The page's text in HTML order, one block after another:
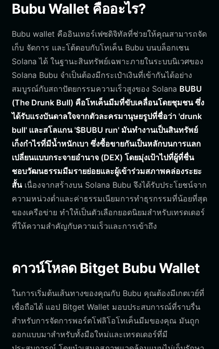
Bubu Wallet คืออะไร?
Bubu wallet คืออินเทอร์เฟซดิจิทัลที่ช่วยให้คุณสามารถจัด
เก็บ จัดการ และโต้ตอบกับโทเค็น Bubu บนบล็อกเชน
Solana ได้ ในฐานะสินทรัพย์เฉพาะภายในระบบนิเวศของ
Solana Bubu จำเป็นต้องมีกระเป๋าเงินที่เข้ากันได้อย่าง
สมบูรณ์กับสถาปัตยกรรมความเร็วสูงของ Solana BUBU
(The Drunk Bull) คือโทเค็นมีมที่ขับเคลื่อนโดยชุมชน ซึ่ง
ได้รับแรงบันดาลใจจากตัวละครมานุษยรูปที่ชื่อว่า 'drunk
bull' และสโลแกน '$BUBU run' มันทำงานเป็นสินทรัพย์
เก็งกำไรที่มีน้ำหนักเบา ซึ่งซื้อขายกันเป็นหลักบนการแลก
เปลี่ยนแบบกระจายอำนาจ (DEX) โดยมุ่งเป้าไปที่ผู้ที่ชื่น
ชอบวัฒนธรรมมีมรายย่อยและผู้เข้าร่วมสภาพคล่องระยะ
สั้นเนื่องจากสร้างบน Solana Bubu จึงได้รับประโยชน์จาก
ความหน่วงต่ำและค่าธรรมเนียมการทำธุรกรรมที่น้อยที่สุด
ของเครือข่าย ทำให้เป็นตัวเลือกยอดนิยมสำหรับเทรดเดอร์
ที่ให้ความสำคัญกับความเร็วและการเข้าถึง
ดาวน์โหลด Bitget Bubu Wallet
ในการเริ่มต้นเส้นทางของคุณกับ Bubu คุณต้องมีเกตเวย์ที่
เชื่อถือได้ แอป Bitget Wallet มอบประสบการณ์ที่ราบรื่น
สำหรับการจัดการพอร์ตโฟลิโอโทเค็นมีมของคุณ มันถูก
ออกแบบมาสำหรับทั้งมือใหม่และเทรดเดอร์ที่มี